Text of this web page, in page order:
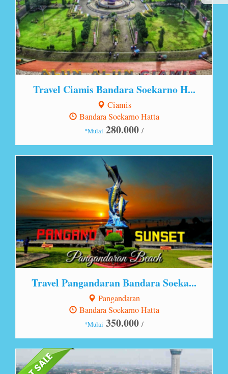
Travel Ciamis Bandara Soekarno H...
Ciamis
Bandara Soekarno Hatta
*Mulai 280.000 /
Travel Pangandaran Bandara Soeka...
Pangandaran
Bandara Soekarno Hatta
*Mulai 350.000 /
Lihat Detail